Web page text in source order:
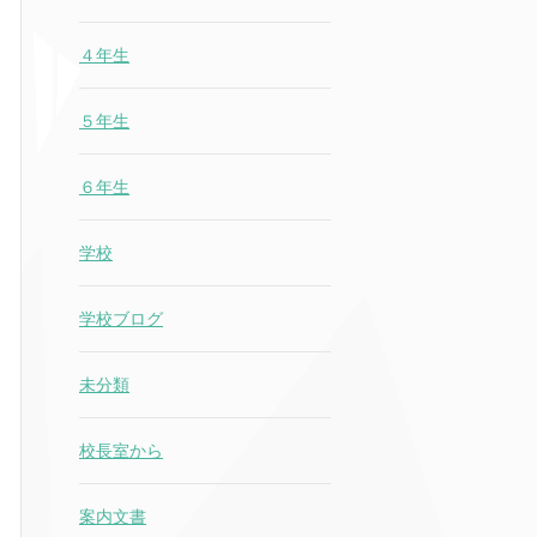
４年生
５年生
６年生
学校
学校ブログ
未分類
校長室から
案内文書